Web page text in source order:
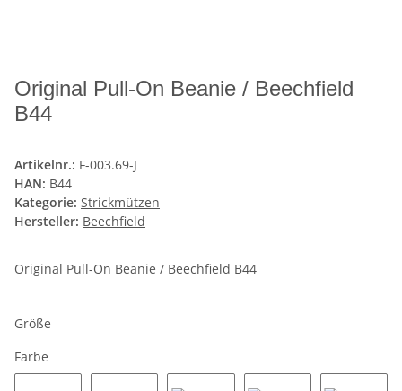
Original Pull-On Beanie / Beechfield
B44
Artikelnr.: F-003.69-J
HAN: B44
Kategorie: Strickmützen
Hersteller: Beechfield
Original Pull-On Beanie / Beechfield B44
Größe
Farbe